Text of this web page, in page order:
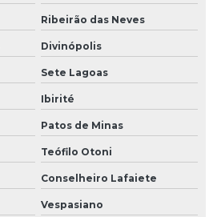
Ribeirão das Neves
Divinópolis
Sete Lagoas
Ibirité
Patos de Minas
Teófilo Otoni
Conselheiro Lafaiete
Vespasiano